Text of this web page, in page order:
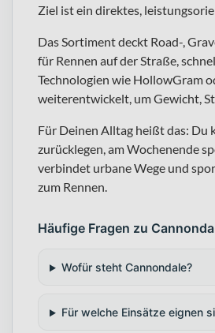
Ziel ist ein direktes,
Das Sortiment deckt Road-,
für Rennen auf der Straße,
Technologien wie HollowGram
weiterentwickelt, um Gewicht,
Für Deinen Alltag heißt das: Du
zurücklegen, am Wochenende
verbindet urbane Wege und
zum Rennen.
Häufige Fragen zu
Wofür steht Cannondale?
Für welche Einsätze eignen